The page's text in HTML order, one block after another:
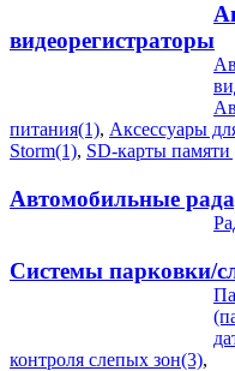
видеорегистраторы
питания(1), Аксессуары
Storm(1), SD-карты памяти
Автомобильные
Системы парковки/
контроля слепых зон(3),